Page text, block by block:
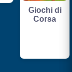
Giochi di
Corsa